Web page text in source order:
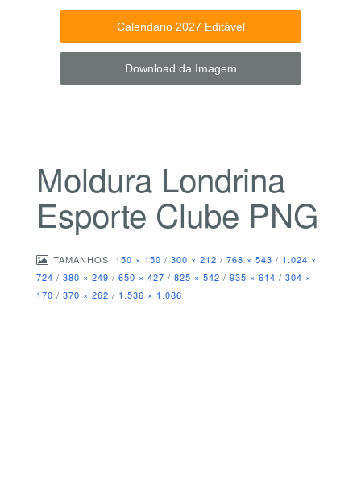
Calendário 2027 Editável
Download da Imagem
Moldura Londrina
Esporte Clube PNG
TAMANHOS: 150 × 150 / 300 × 212 / 768 × 543 / 1.024 ×
724 / 380 × 249 / 650 × 427 / 825 × 542 / 935 × 614 / 304 ×
170 / 370 × 262 / 1.536 × 1.086